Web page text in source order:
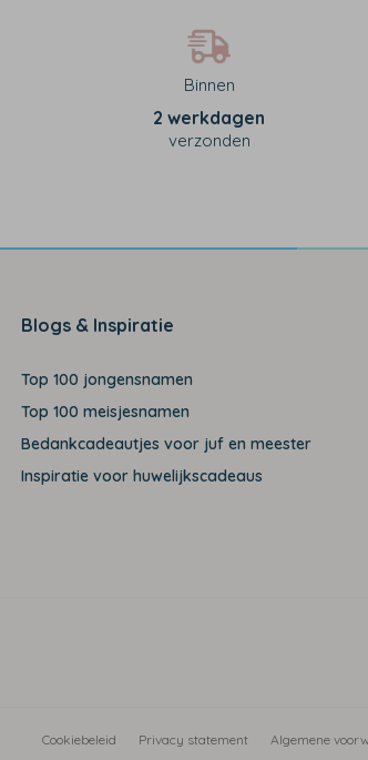
Binnen
2 werkdagen
verzonden
Blogs & Inspiratie
Top 100 jongensnamen
Top 100 meisjesnamen
Bedankcadeautjes voor juf en meester
Inspiratie voor huwelijkscadeaus
Cookiebeleid Privacy statement Algemene